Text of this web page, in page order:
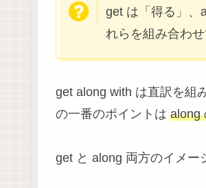
get は「得る」、
れらを組み合わ
get along with は直訳を組
の一番のポイントは along
get と along 両方のイメー